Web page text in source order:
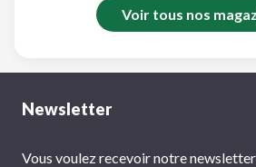
Voir tous nos
Newsletter
Vous voulez recevoir notre